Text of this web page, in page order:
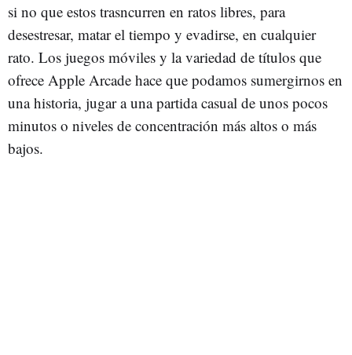
si no que estos trasncurren en ratos libres, para
desestresar, matar el tiempo y evadirse, en cualquier
rato. Los juegos móviles y la variedad de títulos que
ofrece Apple Arcade hace que podamos sumergirnos en
una historia, jugar a una partida casual de unos pocos
minutos o niveles de concentración más altos o más
bajos.